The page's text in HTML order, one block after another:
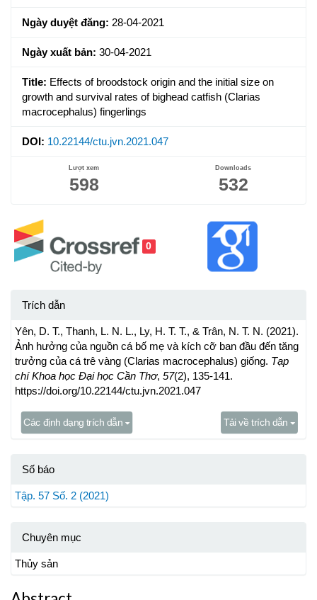
Ngày duyệt đăng: 28-04-2021
Ngày xuất bản: 30-04-2021
Title: Effects of broodstock origin and the initial size on
growth and survival rates of bighead catfish (Clarias
macrocephalus) fingerlings
DOI: 10.22144/ctu.jvn.2021.047
Lượt xem
598
Downloads
532
0
Trích dẫn
Yên, D. T., Thanh, L. N. L., Ly, H. T. T., & Trân, N. T. N. (2021).
Ảnh hưởng của nguồn cá bố mẹ và kích cỡ ban đầu đến tăng
trưởng của cá trê vàng (Clarias macrocephalus) giống. Tạp
chí Khoa học Đại học Cần Thơ, 57(2), 135-141.
https://doi.org/10.22144/ctu.jvn.2021.047
Các định dạng trích dẫn Tải về trích dẫn
Số báo
Tập. 57 Số. 2 (2021)
Chuyên mục
Thủy sản